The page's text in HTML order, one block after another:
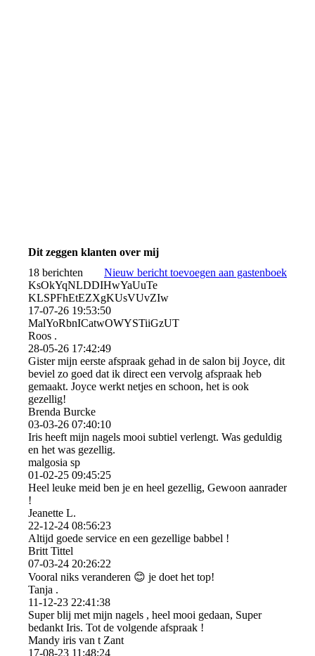
Dit zeggen klanten over mij
18 berichten
Nieuw bericht toevoegen aan gastenboek
KsOkYqNLDDIHwYaUuTe
KLSPFhEtEZXgKUsVUvZIw
17-07-26 19:53:50
MalYoRbnICatwOWYSTiiGzU­T
Roos .
28-05-26 17:42:49
Gister mijn eerste afspraak gehad in de salon bij Joyce, dit
beviel zo goed dat ik direct een vervolg afspraak heb
gemaakt. Joyce werkt netjes en schoon, het is ook
gezellig!
Brenda Burcke
03-03-26 07:40:10
Iris heeft mijn nagels mooi subtiel verlengt. Was geduldig
en het was gezellig.
malgosia sp
01-02-25 09:45:25
Heel leuke meid ben je en heel gezellig, Gewoon aanrader
!
Jeanette L.
22-12-24 08:56:23
Altijd goede service en een gezellige babbel !
Britt Tittel
07-03-24 20:26:22
Vooral niks veranderen 😊 je doet het top!
Tanja .
11-12-23 22:41:38
Super blij met mijn nagels , heel mooi gedaan, Super
bedankt Iris. Tot de volgende afspraak !
Mandy iris van t Zant
17-08-23 11:48:24